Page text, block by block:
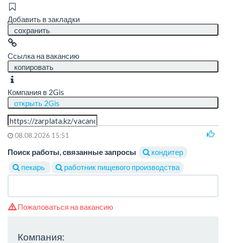
Добавить в закладки
сохранить
Ссылка на вакансию
копировать
Компания в 2Gis
открыть 2Gis
08.08.2026 15:51
Поиск работы, связанные запросы
кондитер
пекарь
работник пищевого производства
Пожаловаться на вакансию
Компания: